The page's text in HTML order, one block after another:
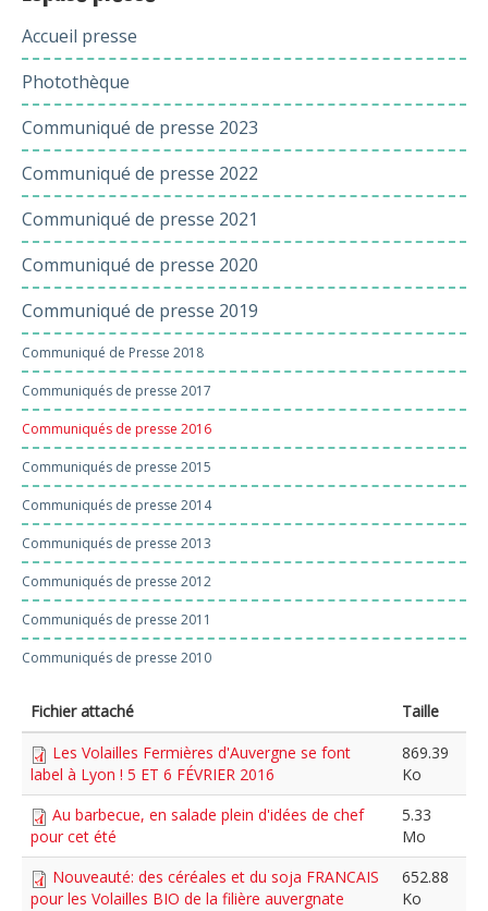
Accueil presse
Photothèque
Communiqué de presse 2023
Communiqué de presse 2022
Communiqué de presse 2021
Communiqué de presse 2020
Communiqué de presse 2019
Communiqué de Presse 2018
Communiqués de presse 2017
Communiqués de presse 2016
Communiqués de presse 2015
Communiqués de presse 2014
Communiqués de presse 2013
Communiqués de presse 2012
Communiqués de presse 2011
Communiqués de presse 2010
Fichier attaché
Taille
Les Volailles Fermières d'Auvergne se font
label à Lyon ! 5 ET 6 FÉVRIER 2016
869.39
Ko
Au barbecue, en salade plein d'idées de chef
pour cet été
5.33
Mo
Nouveauté: des céréales et du soja FRANCAIS
pour les Volailles BIO de la filière auvergnate
652.88
Ko